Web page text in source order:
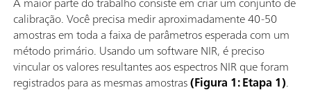
calibração. Você precisa medir aproximadamente 40-50
amostras em toda a faixa de parâmetros esperada com um
método primário. Usando um software NIR, é preciso
vincular os valores resultantes aos espectros NIR que foram
registrados para as mesmas amostras(Figura 1: Etapa 1).